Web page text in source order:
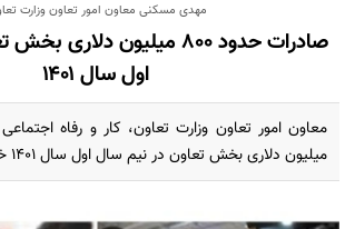
مهدی مسکنی معاون امور تعاون وزارت
صادرات حدود ۸۰۰ میلیون
اول سال ۱۴۰۱
میلیون دلاری بخش تعاون در نیم سال اول سال ۱۴۰۱ خبر داد.